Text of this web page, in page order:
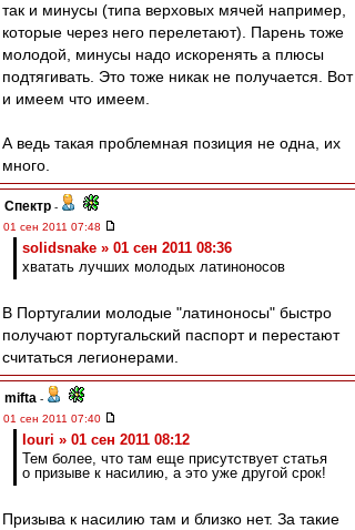
так и минусы (типа верховых мячей например,
которые через него перелетают). Парень тоже
молодой, минусы надо искоренять а плюсы
подтягивать. Это тоже никак не получается. Вот
и имеем что имеем.
А ведь такая проблемная позиция не одна, их
много.
Спектр -
01 сен 2011 07:48
solidsnake » 01 сен 2011 08:36
хватать лучших молодых латиноносов
В Португалии молодые "латиноносы" быстро
получают португальский паспорт и перестают
считаться легионерами.
mifta -
01 сен 2011 07:40
Iouri » 01 сен 2011 08:12
Тем более, что там еще присутствует статья
о призыве к насилию, а это уже другой срок!
Призыва к насилию там и близко нет. За такие